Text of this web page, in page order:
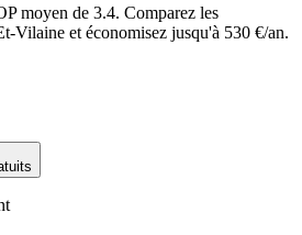
moyen de 3.4. Comparez les
Vilaine et économisez jusqu'à 530 €/an.